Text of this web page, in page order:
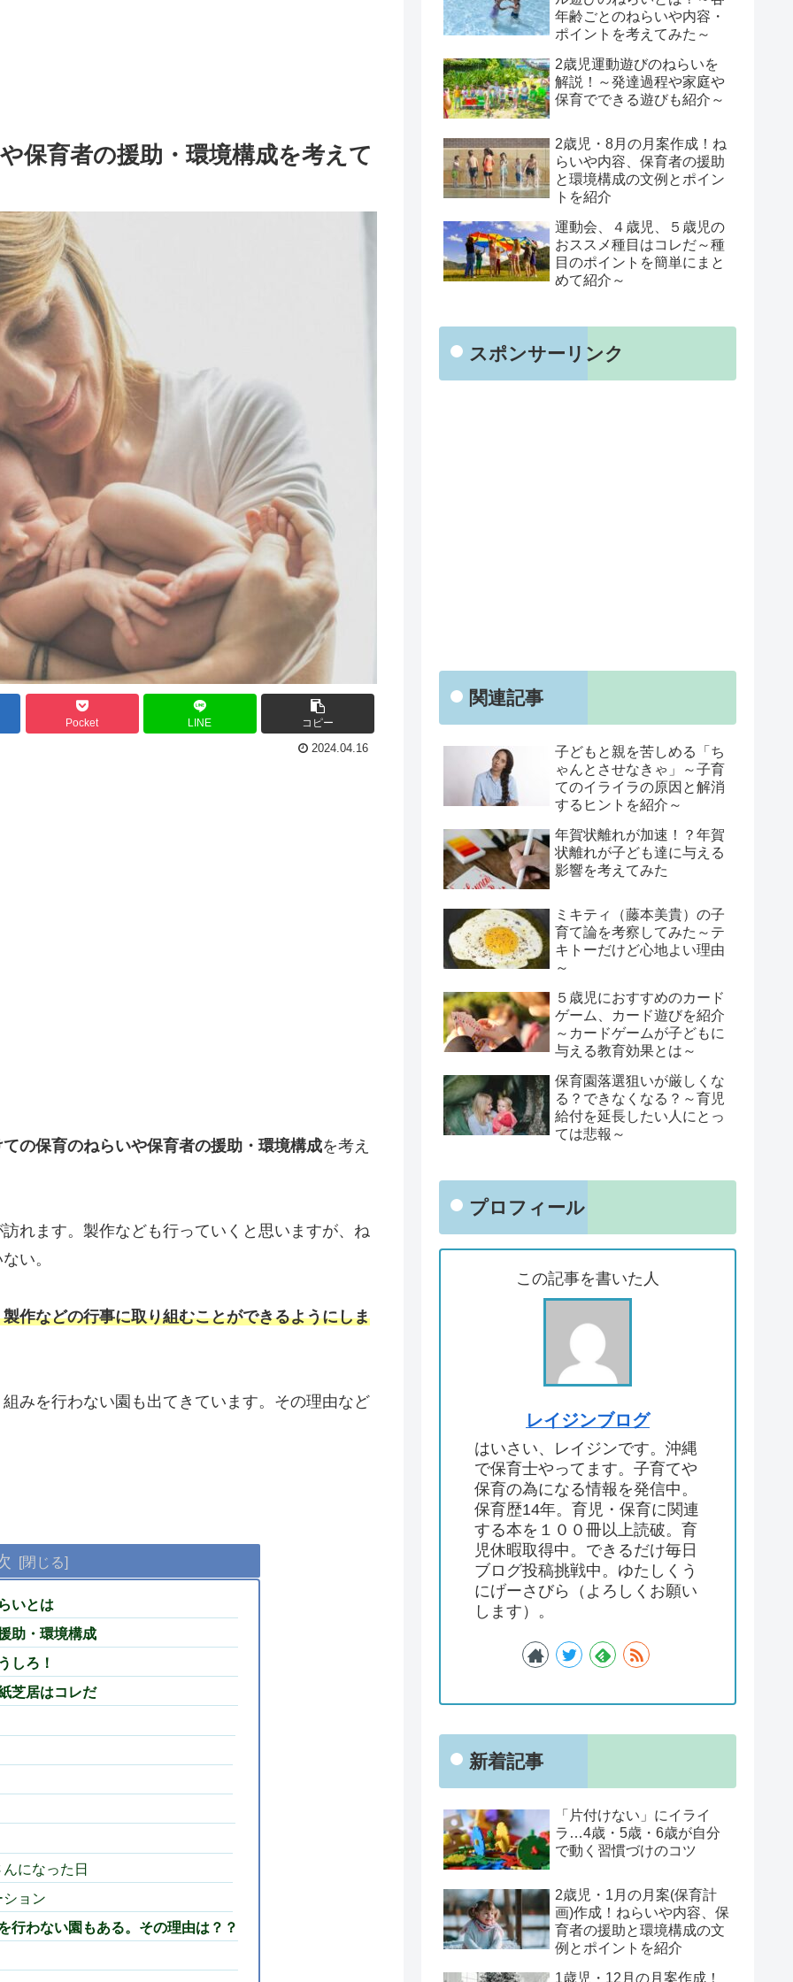
保育者の援助・環境構成を考えて
Pocket LINE コピー
2024.04.16
の保育のねらいや保育者の援助・環境構成を考え
れます。製作なども行っていくと思いますが、ね
い。
作などの行事に取り組むことができるようにしま
みを行わない園も出てきています。その理由など
いとは
助・環境構成
しろ！
芝居はコレだ
になった日
ョン
行わない園もある。その理由は？？
年齢ごとのねらいや内容・
ポイントを考えてみた～
2歳児運動遊びのねらいを
解説！～発達過程や家庭や
保育でできる遊びも紹介～
2歳児・8月の月案作成！ね
らいや内容、保育者の援助
と環境構成の文例とポイン
トを紹介
運動会、４歳児、５歳児の
おススメ種目はコレだ～種
目のポイントを簡単にまと
めて紹介～
スポンサーリンク
関連記事
子どもと親を苦しめる「ち
ゃんとさせなきゃ」～子育
てのイライラの原因と解消
するヒントを紹介～
年賀状離れが加速！？年賀
状離れが子ども達に与える
影響を考えてみた
ミキティ（藤本美貴）の子
育て論を考察してみた～テ
キトーだけど心地よい理由
～
５歳児におすすめのカード
ゲーム、カード遊びを紹介
～カードゲームが子どもに
与える教育効果とは～
保育園落選狙いが厳しくな
る？できなくなる？～育児
給付を延長したい人にとっ
ては悲報～
プロフィール
この記事を書いた人
レイジンブログ
はいさい、レイジンです。沖縄
で保育士やってます。子育てや
保育の為になる情報を発信中。
保育歴14年。育児・保育に関連
する本を１００冊以上読破。育
児休暇取得中。できるだけ毎日
ブログ投稿挑戦中。ゆたしくう
にげーさびら（よろしくお願い
します）。
新着記事
「片付けない」にイライ
ラ…4歳・5歳・6歳が自分
で動く習慣づけのコツ
2歳児・1月の月案(保育計
画)作成！ねらいや内容、保
育者の援助と環境構成の文
例とポイントを紹介
1歳児・12月の月案作成！